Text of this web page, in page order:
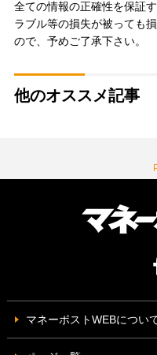
全ての情報の正確性を保証
ラブル等の損失が被っても
ので、予めご了承下さい。
他のオススメ記事
マネーポストWEBについ